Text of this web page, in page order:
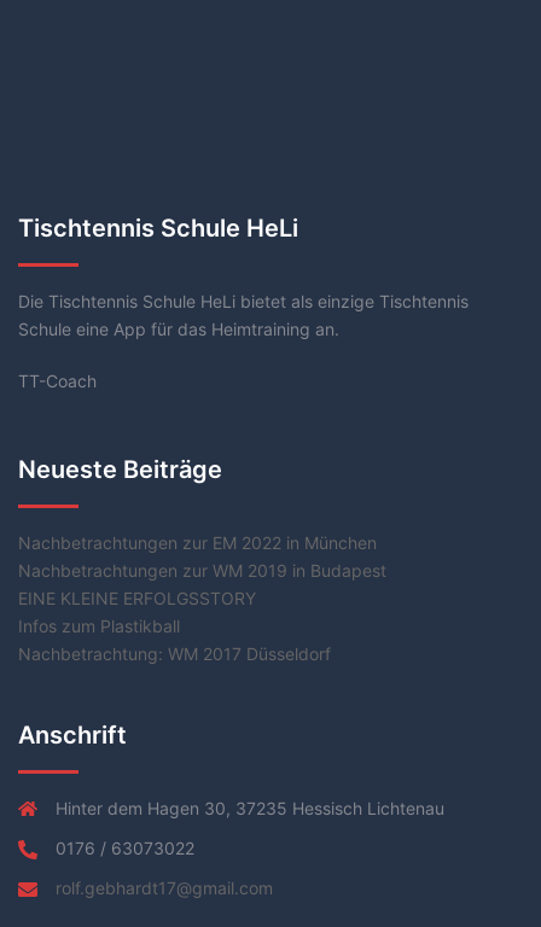
Tischtennis Schule HeLi
Die Tischtennis Schule HeLi bietet als einzige Tischtennis
Schule eine App für das Heimtraining an.
TT-Coach
Neueste Beiträge
Nachbetrachtungen zur EM 2022 in München
Nachbetrachtungen zur WM 2019 in Budapest
EINE KLEINE ERFOLGSSTORY
Infos zum Plastikball
Nachbetrachtung: WM 2017 Düsseldorf
Anschrift
Hinter dem Hagen 30, 37235 Hessisch Lichtenau
0176 / 63073022
rolf.gebhardt17@gmail.com